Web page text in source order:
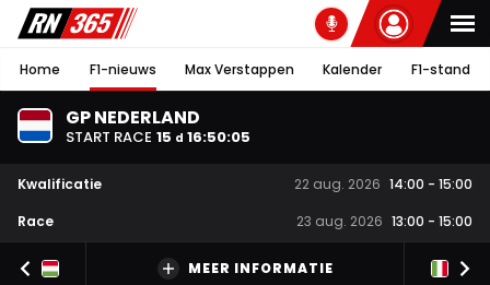
Home F1-nieuws Max Verstappen Kalender F1-stand
GP NEDERLAND
START RACE 15 d 16:50:04
Kwalificatie 22 aug. 2026 14:00 - 15:00
Race
23 aug. 2026 13:00 - 15:00
MEER INFORMATIE